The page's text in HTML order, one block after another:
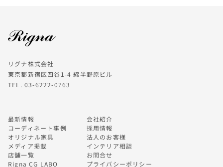
リグナ株式会社
東京都新宿区四谷1-4 綿半野原ビル
TEL. 03-6222-0763
最新情報
コーディネート事例
オリジナル家具
メディア掲載
店舗一覧
Rigna CG LABO
会社紹介
採用情報
法人のお客様
インテリア相談
お問合せ
プライバシーポリシー